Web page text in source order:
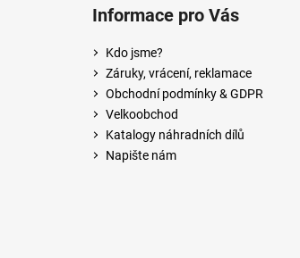
Informace pro Vás
Kdo jsme?
Záruky, vrácení, reklamace
Obchodní podmínky & GDPR
Velkoobchod
Katalogy náhradních dílů
Napište nám